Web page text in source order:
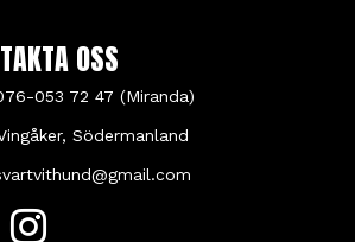
OSS
053 72 47 (Miranda)
Södermanland